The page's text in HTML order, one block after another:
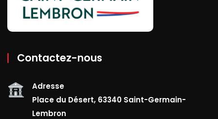
Contactez-nous
Adresse
Place du Désert, 63340 Saint-Germain-
Lembron